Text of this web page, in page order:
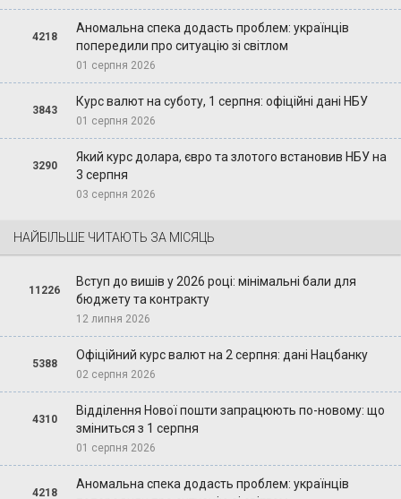
4218
Аномальна спека додасть проблем: українців
попередили про ситуацію зі світлом
01 серпня 2026
3843
Курс валют на суботу, 1 серпня: офіційні дані НБУ
01 серпня 2026
3290
Який курс долара, євро та злотого встановив НБУ на
3 серпня
03 серпня 2026
НАЙБІЛЬШЕ ЧИТАЮТЬ ЗА МІСЯЦЬ
11226
Вступ до вишів у 2026 році: мінімальні бали для
бюджету та контракту
12 липня 2026
5388
Офіційний курс валют на 2 серпня: дані Нацбанку
02 серпня 2026
4310
Відділення Нової пошти запрацюють по-новому: що
зміниться з 1 серпня
01 серпня 2026
4218
Аномальна спека додасть проблем: українців